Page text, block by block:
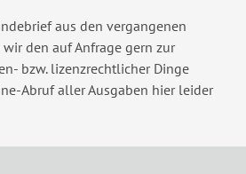
aus den vergangenen
den auf Anfrage gern zur
bzw. lizenzrechtlicher Dinge
Abruf aller Ausgaben hier leider